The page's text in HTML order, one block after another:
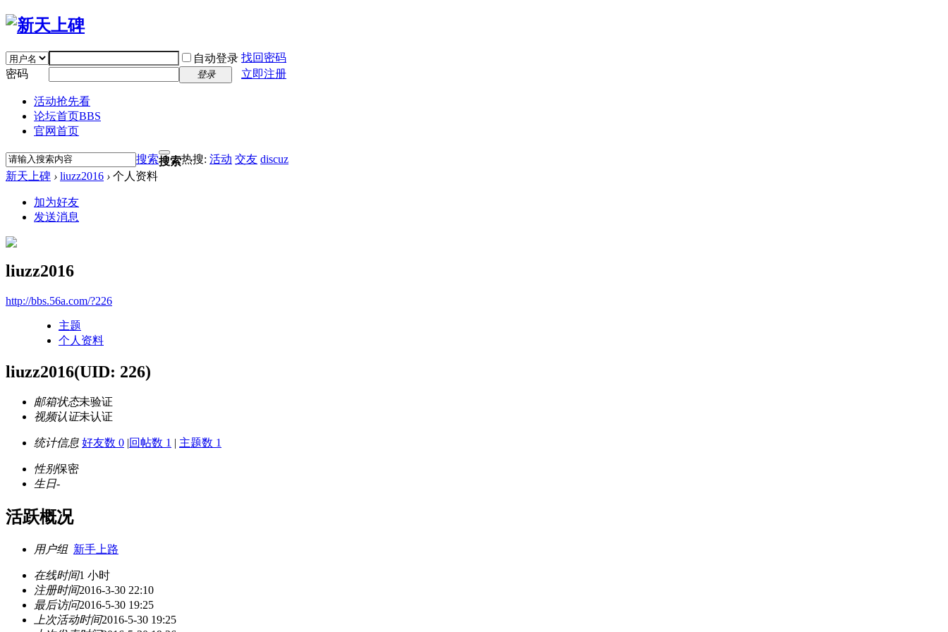
自动登录 找回密码
密码
登录 立即注册
活动抢先看
论坛首页BBS
官网首页
搜索搜索热搜: 活动 交友 discuz
新天上碑 › liuzz2016 › 个人资料
加为好友
发送消息
liuzz2016
http://bbs.56a.com/?226
主题
个人资料
liuzz2016(UID: 226)
邮箱状态未验证
视频认证未认证
统计信息 好友数 0 |回帖数 1 | 主题数 1
性别保密
生日-
活跃概况
用户组 新手上路
在线时间1 小时
注册时间2016-3-30 22:10
最后访问2016-5-30 19:25
上次活动时间2016-5-30 19:25